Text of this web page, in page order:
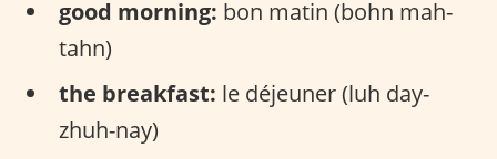
good morning: bon matin (bohn mah-
tahn)
the breakfast: le déjeuner (luh day-
zhuh-nay)